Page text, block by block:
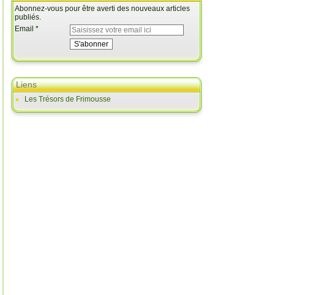
Abonnez-vous pour être averti des nouveaux articles
publiés.
Email
Liens
Les Trésors de Frimousse